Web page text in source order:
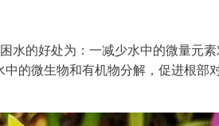
水的好处为：一减少水中的微量元
的微生物和有机物分解，促进根部